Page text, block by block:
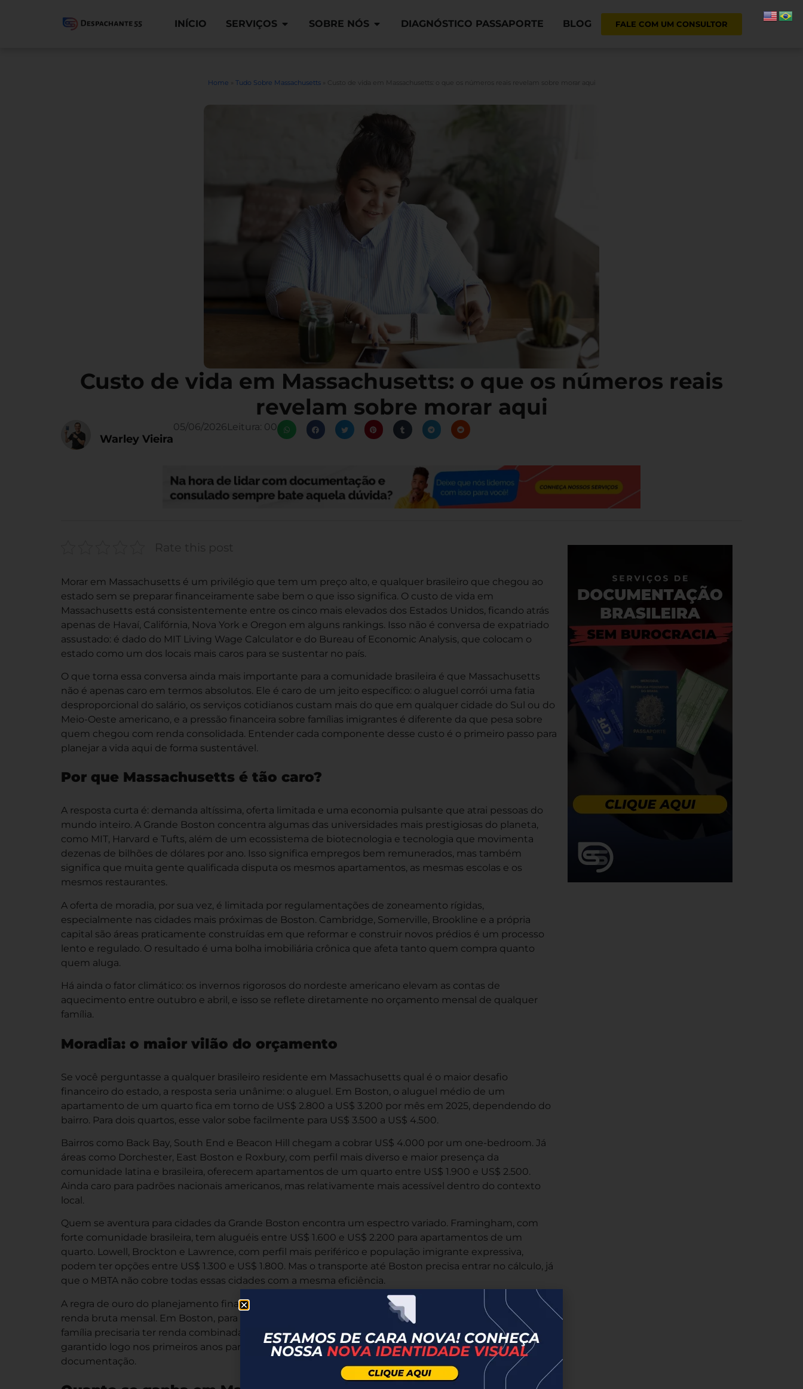
INÍCIO SERVIÇOS SOBRE NÓS DIAGNÓSTICO PASSAPORTE BLOG FALE COM UM CONSULTOR
Home Tudo Sobre Massachusetts» Custo de vida em Massachusetts: o que os números reais revelam sobre morar aqui
Custo de vida em Massachusetts: o que os números reais
revelam sobre morar aqui
Warley Vieira
05/06/2026Leitura: 00
Morar em Massachusetts é um privilégio que tem um preço alto, e qualquer brasileiro que chegou ao
estado sem se preparar financeiramente sabe bem o que isso significa. O custo de vida em
Massachusetts está consistentemente entre os cinco mais elevados dos Estados Unidos, ficando atrás
apenas de Havaí, Califórnia, Nova York e Oregon em alguns rankings. Isso não é conversa de expatriado
assustado: é dado do MIT Living Wage Calculator e do Bureau of Economic Analysis, que colocam o
estado como um dos locais mais caros para se sustentar no país.
O que torna essa conversa ainda mais importante para a comunidade brasileira é que Massachusetts
não é apenas caro em termos absolutos. Ele é caro de um jeito específico: o aluguel corrói uma fatia
desproporcional do salário, os serviços cotidianos custam mais do que em qualquer cidade do Sul ou do
Meio-Oeste americano, e a pressão financeira sobre famílias imigrantes é diferente da que pesa sobre
quem chegou com renda consolidada. Entender cada componente desse custo é o primeiro passo para
planejar a vida aqui de forma sustentável.
Por que Massachusetts é tão caro?
A resposta curta é: demanda altíssima, oferta limitada e uma economia pulsante que atrai pessoas do
mundo inteiro. A Grande Boston concentra algumas das universidades mais prestigiosas do planeta,
como MIT, Harvard e Tufts, além de um ecossistema de biotecnologia e tecnologia que movimenta
dezenas de bilhões de dólares por ano. Isso significa empregos bem remunerados, mas também
significa que muita gente qualificada disputa os mesmos apartamentos, as mesmas escolas e os
mesmos restaurantes.
A oferta de moradia, por sua vez, é limitada por regulamentações de zoneamento rígidas,
especialmente nas cidades mais próximas de Boston. Cambridge, Somerville, Brookline e a própria
capital são áreas praticamente construídas em que reformar e construir novos prédios é um processo
lento e regulado. O resultado é uma bolha imobiliária crônica que afeta tanto quem compra quanto
quem aluga.
Há ainda o fator climático: os invernos rigorosos do nordeste americano elevam as contas de
aquecimento entre outubro e abril, e isso se reflete diretamente no orçamento mensal de qualquer
família.
Moradia: o maior vilão do orçamento
Se você perguntasse a qualquer brasileiro residente em Massachusetts qual é o maior desafio
financeiro do estado, a resposta seria unânime: o aluguel. Em Boston, o aluguel médio de um
apartamento de um quarto fica em torno de US$ 2.800 a US$ 3.200 por mês em 2025, dependendo do
bairro. Para dois quartos, esse valor sobe facilmente para US$ 3.500 a US$ 4.500.
Bairros como Back Bay, South End e Beacon Hill chegam a cobrar US$ 4.000 por um one-bedroom. Já
áreas como Dorchester, East Boston e Roxbury, com perfil mais diverso e maior presença da
comunidade latina e brasileira, oferecem apartamentos de um quarto entre US$ 1.900 e US$ 2.500.
Ainda caro para padrões nacionais americanos, mas relativamente mais acessível dentro do contexto
local.
Quem se aventura para cidades da Grande Boston encontra um espectro variado. Framingham, com
forte comunidade brasileira, tem aluguéis entre US$ 1.600 e US$ 2.200 para apartamentos de um
quarto. Lowell, Brockton e Lawrence, com perfil mais periférico e população imigrante expressiva,
podem ter opções entre US$ 1.300 e US$ 1.800. Mas o transporte até Boston precisa entrar no cálculo, já
que o MBTA não cobre todas essas cidades com a mesma eficiência.
A regra de ouro do planejamento financeiro americano é que o aluguel não deve ultrapassar 30% da
renda bruta mensal. Em Boston, para seguir essa regra com um apartamento de dois quartos, uma
família precisaria ter renda combinada de no mínimo US$ 10.000 a US$ 12.000 por mês, algo que não é
garantido logo nos primeiros anos para quem está construindo carreira ou regularizando
documentação.